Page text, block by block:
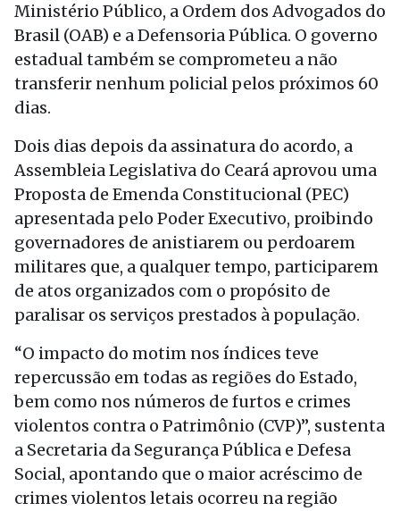
Ministério Público, a Ordem dos Advogados do
Brasil (OAB) e a Defensoria Pública. O governo
estadual também se comprometeu a não
transferir nenhum policial pelos próximos 60
dias.
Dois dias depois da assinatura do acordo, a
Assembleia Legislativa do Ceará aprovou uma
Proposta de Emenda Constitucional (PEC)
apresentada pelo Poder Executivo, proibindo
governadores de anistiarem ou perdoarem
militares que, a qualquer tempo, participarem
de atos organizados com o propósito de
paralisar os serviços prestados à população.
“O impacto do motim nos índices teve
repercussão em todas as regiões do Estado,
bem como nos números de furtos e crimes
violentos contra o Patrimônio (CVP)”, sustenta
a Secretaria da Segurança Pública e Defesa
Social, apontando que o maior acréscimo de
crimes violentos letais ocorreu na região